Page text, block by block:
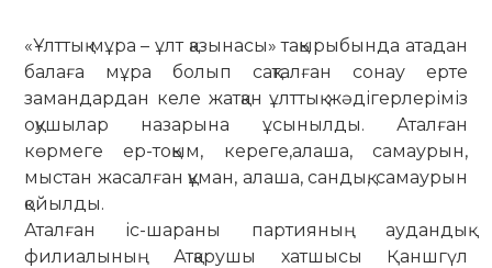
«Ұлттық мұра – ұлт қазынасы» тақырыбында атадан
балаға мұра болып сақталған сонау ерте
замандардан келе жатқан ұлттық жәдігерлеріміз
оқушылар назарына ұсынылды. Аталған
көрмеге ер-тоқым, кереге,алаша, самаурын,
мыстан жасалған құман, алаша, сандық, самаурын
қойылды.
Аталған іс-шараны партияның аудандық
филиалының Атқарушы хатшысы Қаншгүл